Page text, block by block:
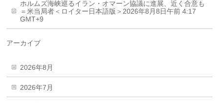
ホルムズ海峡巡るイラン・オマーン協議に進展、近く合意も
＝米当局者＜ロイター日本語版＞2026年8月8日午前 4:17
GMT+9
アーカイブ
2026年8月
2026年7月